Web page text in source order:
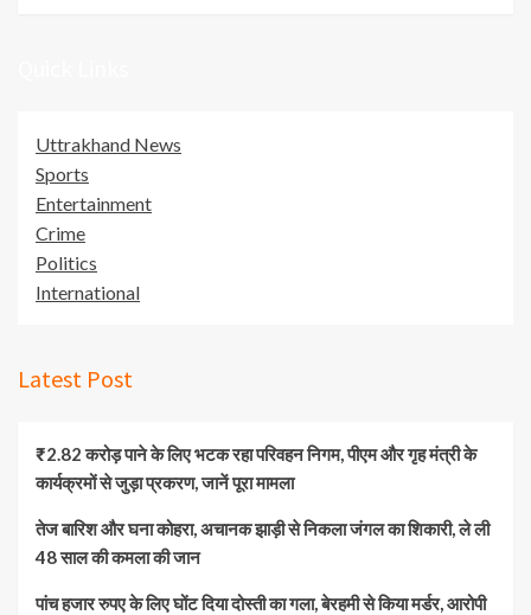
Uttrakhand News
Sports
Entertainment
Crime
Politics
International
Latest Post
₹2.82 करोड़ पाने के लिए भटक रहा परिवहन निगम, पीएम और गृह मंत्री के
कार्यक्रमों से जुड़ा प्रकरण, जानें पूरा मामला
तेज बारिश और घना कोहरा, अचानक झाड़ी से निकला जंगल का शिकारी, ले ली
48 साल की कमला की जान
पांच हजार रुपए के लिए घोंट दिया दोस्ती का गला, बेरहमी से किया मर्डर, आरोपी